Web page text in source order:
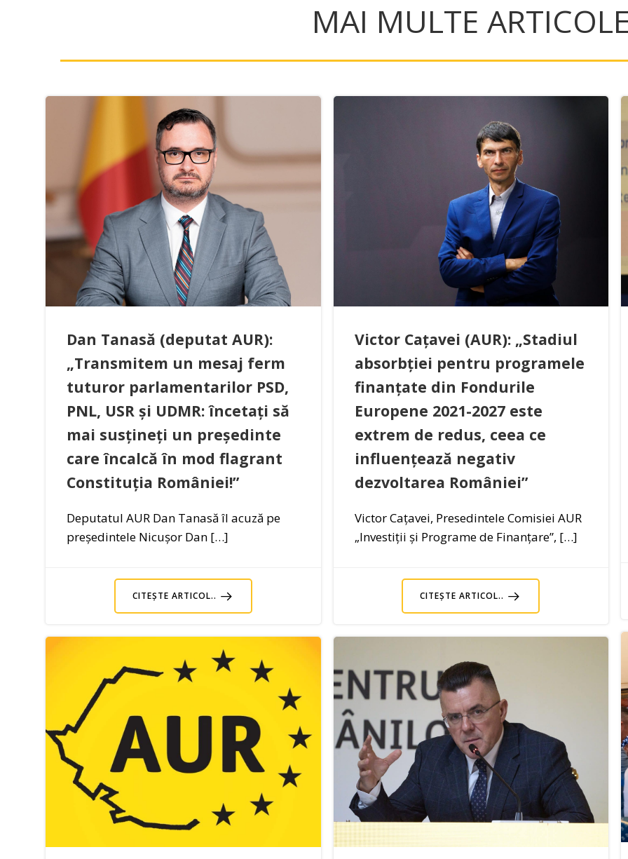
MAI MULTE
Dan Tanasă (deputat AUR):
„Transmitem un mesaj ferm
tuturor parlamentarilor PSD,
PNL, USR și UDMR: încetați să
mai susțineți un președinte
care încalcă în mod flagrant
Constituția României!”
Deputatul AUR Dan Tanasă îl acuză pe
președintele Nicușor Dan […]
CITEȘTE ARTICOL..
Victor Cațavei (AUR): „Stadiul
absorbției pentru programele
finanțate din Fondurile
Europene 2021-2027 este
extrem de redus, ceea ce
influențează negativ
dezvoltarea României”
Victor Cațavei, Presedintele Comisiei AUR
„Investiții și Programe de Finanțare”, […]
CITEȘTE ARTICOL..